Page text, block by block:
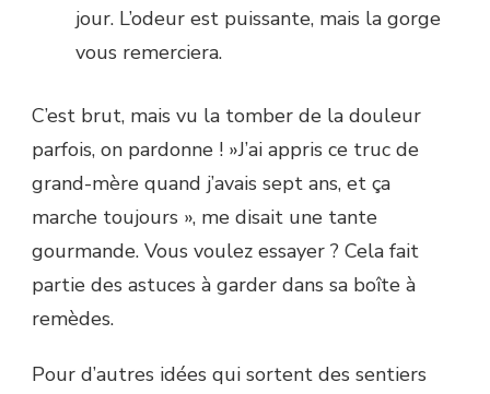
jour. L’odeur est puissante, mais la gorge
vous remerciera.
C’est brut, mais vu la tomber de la douleur
parfois, on pardonne ! »J’ai appris ce truc de
grand-mère quand j’avais sept ans, et ça
marche toujours », me disait une tante
gourmande. Vous voulez essayer ? Cela fait
partie des astuces à garder dans sa boîte à
remèdes.
Pour d’autres idées qui sortent des sentiers